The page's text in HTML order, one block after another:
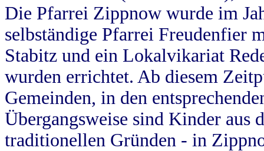
Die Pfarrei Zippnow wurde im
selbständige Pfarrei Freudenfier
Stabitz und ein Lokalvikariat
wurden errichtet. Ab diesem
Gemeinden, in den
Übergangsweise sind Kinder aus
traditionellen Gründen - in